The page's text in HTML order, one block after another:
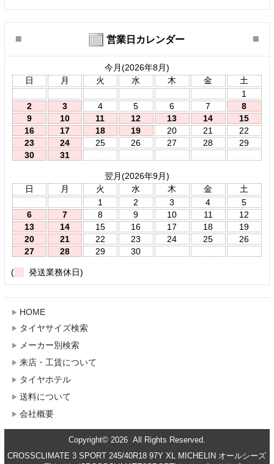
営業日カレンダー
今月(2026年8月)
日
月 火 水 木 金
土
1
2
3 4 5 6 7
8
9
10 11 12 13 14
15
16
17 18 19 20 21
22
23
24 25 26 27 28
29
30
31
翌月(2026年9月)
日
月 火 水 木 金
土
1
2 3 4
5
6
7 8 9 10 11
12
13
14 15 16 17 18
19
20
21 22 23 24 25
26
27
28 29 30
( 発送業務休日)
HOME
タイヤサイズ検索
メーカー別検索
来店・工賃について
タイヤホテル
送料について
会社概要
Copyright© 2026 All Rights Reserved.
CROSSCLIMATE 3 SPORT 245/40R18 97Y XL MICHELIN オールシーズ